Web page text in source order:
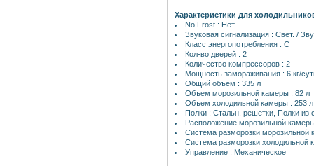
Характеристики для
No Frost : Нет
Звуковая сигнализация : Свет. /
Класс энергопотребления : C
Кол-во дверей : 2
Количество компрессоров : 2
Мощность замораживания : 6 кг/
Общий объем : 335 л
Объем морозильной камеры : 82 л
Объем холодильной камеры : 253 л
Полки : Стальн. решетки, Полки из
Расположение морозильной
Система разморозки морозильной
Система разморозки холодильной
Управление : Механическое